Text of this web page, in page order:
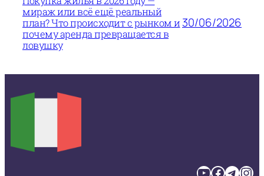
мираж или всё ещё реальный
план? Что происходит с рынком и
почему аренда превращается в
ловушку
30/06/2026